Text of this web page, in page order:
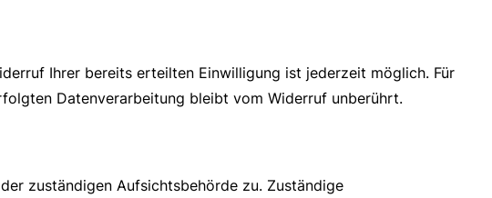
Ihrer bereits erteilten Einwilligung ist jederzeit möglich. Für
Datenverarbeitung bleibt vom Widerruf unberührt.
zuständigen Aufsichtsbehörde zu. Zuständige